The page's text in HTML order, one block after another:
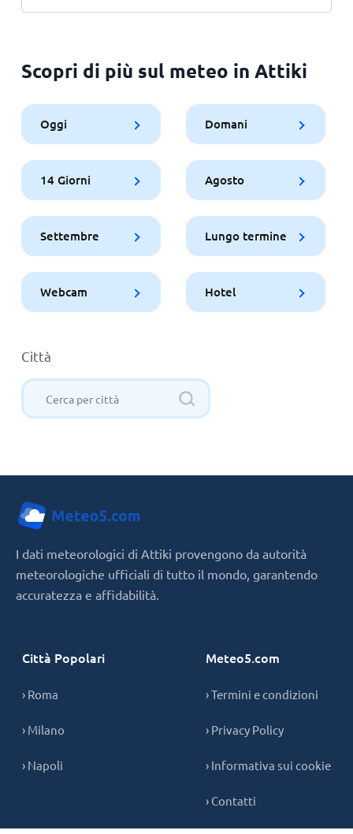
Scopri di più sul meteo in Attiki
Oggi Domani
14 Giorni Agosto
Settembre Lungo termine
Webcam Hotel
Città
I dati meteorologici di Attiki provengono da autorità
meteorologiche ufficiali di tutto il mondo, garantendo
accuratezza e affidabilità.
Città Popolari
› Roma
› Milano
› Napoli
Meteo5.com
› Termini e condizioni
› Privacy Policy
› Informativa sui cookie
› Contatti